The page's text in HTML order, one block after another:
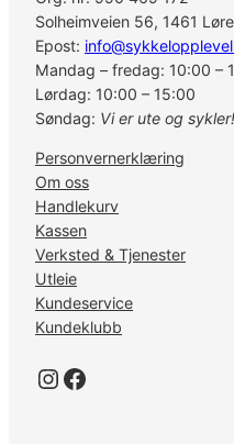
3
0
m
m
T
B
E
L
E
S
S
a
n
a
Solheimveien 56, 1461
Epost:
Mandag – fredag: 10:00 –
Lørdag: 10:00 – 15:00
Søndag: Vi er ute og sykler!
Personvernerklæring
Om oss
Handlekurv
Kassen
Verksted & Tjenester
Utleie
Kundeservice
Kundeklubb
Instagram Facebook